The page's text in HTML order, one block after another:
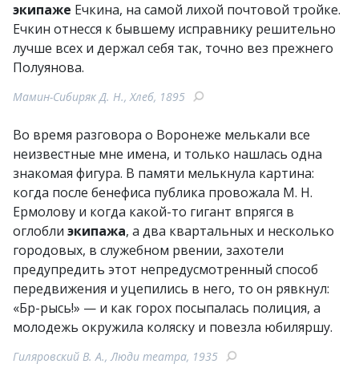
экипаже Ечкина, на самой лихой почтовой тройке.
Ечкин отнесся к бывшему исправнику решительно
лучше всех и держал себя так, точно вез прежнего
Полуянова.
Мамин-Сибиряк Д. Н., Хлеб, 1895
Во время разговора о Воронеже мелькали все
неизвестные мне имена, и только нашлась одна
знакомая фигура. В памяти мелькнула картина:
когда после бенефиса публика провожала М. Н.
Ермолову и когда какой-то гигант впрягся в
оглобли экипажа, а два квартальных и несколько
городовых, в служебном рвении, захотели
предупредить этот непредусмотренный способ
передвижения и уцепились в него, то он рявкнул:
«Бр-рысь!» — и как горох посыпалась полиция, а
молодежь окружила коляску и повезла юбиляршу.
Гиляровский В. А., Люди театра, 1935